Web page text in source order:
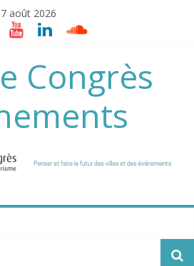
7 août 2026
Congrès